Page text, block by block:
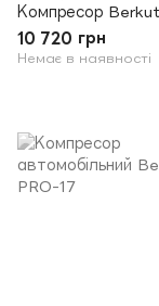
Компресор
10 720 грн
Немає в наявності